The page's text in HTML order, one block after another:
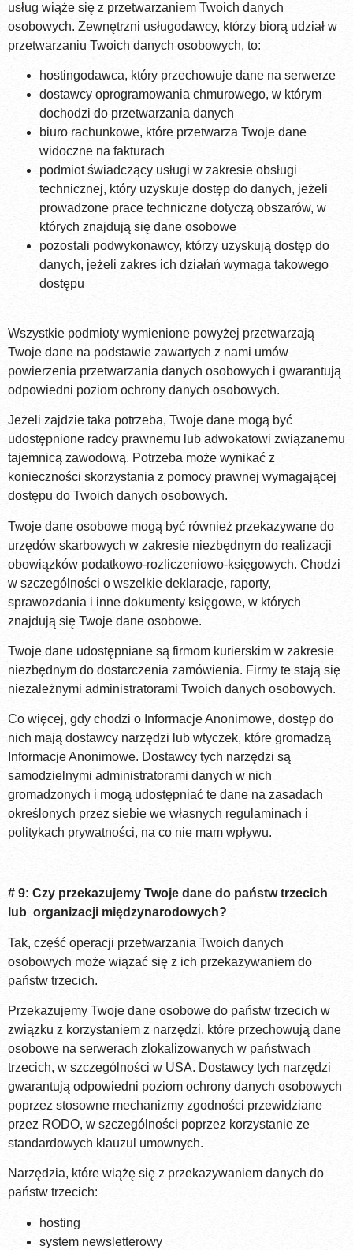
usług wiąże się z przetwarzaniem Twoich danych
osobowych. Zewnętrzni usługodawcy, którzy biorą udział w
przetwarzaniu Twoich danych osobowych, to:
hostingodawca, który przechowuje dane na serwerze
dostawcy oprogramowania chmurowego, w którym
dochodzi do przetwarzania danych
biuro rachunkowe, które przetwarza Twoje dane
widoczne na fakturach
podmiot świadczący usługi w zakresie obsługi
technicznej, który uzyskuje dostęp do danych, jeżeli
prowadzone prace techniczne dotyczą obszarów, w
których znajdują się dane osobowe
pozostali podwykonawcy, którzy uzyskują dostęp do
danych, jeżeli zakres ich działań wymaga takowego
dostępu
Wszystkie podmioty wymienione powyżej przetwarzają
Twoje dane na podstawie zawartych z nami umów
powierzenia przetwarzania danych osobowych i gwarantują
odpowiedni poziom ochrony danych osobowych.
Jeżeli zajdzie taka potrzeba, Twoje dane mogą być
udostępnione radcy prawnemu lub adwokatowi związanemu
tajemnicą zawodową. Potrzeba może wynikać z
konieczności skorzystania z pomocy prawnej wymagającej
dostępu do Twoich danych osobowych.
Twoje dane osobowe mogą być również przekazywane do
urzędów skarbowych w zakresie niezbędnym do realizacji
obowiązków podatkowo-rozliczeniowo-księgowych. Chodzi
w szczególności o wszelkie deklaracje, raporty,
sprawozdania i inne dokumenty księgowe, w których
znajdują się Twoje dane osobowe.
Twoje dane udostępniane są firmom kurierskim w zakresie
niezbędnym do dostarczenia zamówienia. Firmy te stają się
niezależnymi administratorami Twoich danych osobowych.
Co więcej, gdy chodzi o Informacje Anonimowe, dostęp do
nich mają dostawcy narzędzi lub wtyczek, które gromadzą
Informacje Anonimowe. Dostawcy tych narzędzi są
samodzielnymi administratorami danych w nich
gromadzonych i mogą udostępniać te dane na zasadach
określonych przez siebie we własnych regulaminach i
politykach prywatności, na co nie mam wpływu.
# 9: Czy przekazujemy Twoje dane do państw trzecich
lub organizacji międzynarodowych?
Tak, część operacji przetwarzania Twoich danych
osobowych może wiązać się z ich przekazywaniem do
państw trzecich.
Przekazujemy Twoje dane osobowe do państw trzecich w
związku z korzystaniem z narzędzi, które przechowują dane
osobowe na serwerach zlokalizowanych w państwach
trzecich, w szczególności w USA. Dostawcy tych narzędzi
gwarantują odpowiedni poziom ochrony danych osobowych
poprzez stosowne mechanizmy zgodności przewidziane
przez RODO, w szczególności poprzez korzystanie ze
standardowych klauzul umownych.
Narzędzia, które wiążę się z przekazywaniem danych do
państw trzecich:
hosting
system newsletterowy